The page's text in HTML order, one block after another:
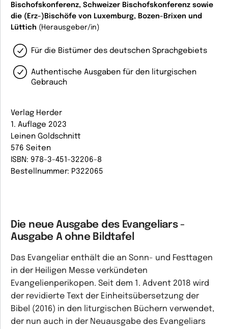
Bischofskonferenz, Schweizer Bischofskonferenz sowie
die (Erz-)Bischöfe von Luxemburg, Bozen-Brixen und
Lüttich (Herausgeber/in)
Für die Bistümer des deutschen Sprachgebiets
Authentische Ausgaben für den liturgischen
Gebrauch
Verlag Herder
1. Auflage 2023
Leinen Goldschnitt
576 Seiten
ISBN: 978-3-451-32206-8
Bestellnummer: P322065
Die neue Ausgabe des Evangeliars -
Ausgabe A ohne Bildtafel
Das Evangeliar enthält die an Sonn- und Festtagen
in der Heiligen Messe verkündeten
Evangelienperikopen. Seit dem 1. Advent 2018 wird
der revidierte Text der Einheitsübersetzung der
Bibel (2016) in den liturgischen Büchern verwendet,
der nun auch in der Neuausgabe des Evangeliars